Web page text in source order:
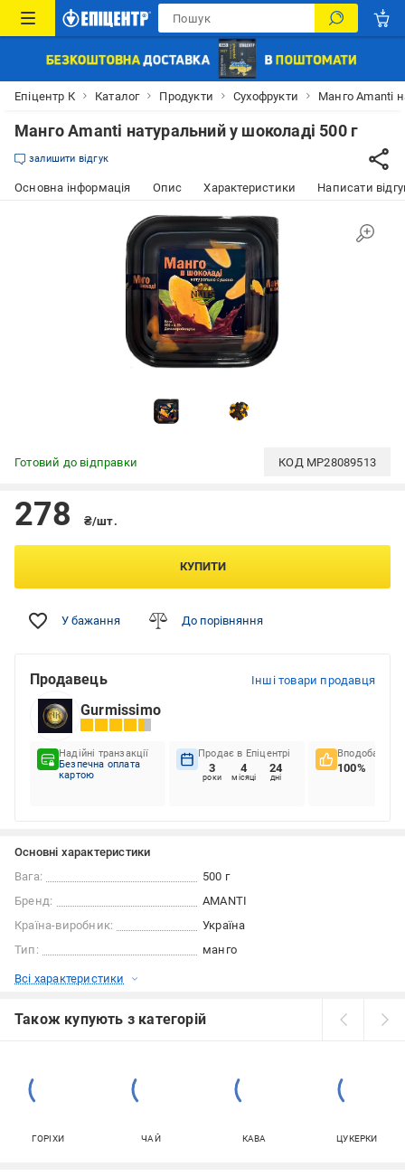
Епіцентр К Каталог Продукти Сухофрукти Манго Amanti
Манго Amanti натуральний у шоколаді 500 г
залишити відгук
Основна інформація Опис Характеристики Написати
Готовий до відправки КОД MP28089513
278 ₴/шт.
КУПИТИ
У бажання До порівняння
Продавець Інші товари продавця
Gurmissimo
Надійні транзакції
Безпечна оплата
картою
Продає в Епіцентрі
3
роки
4
місяці
24
дні
Вподобання
100%
Основні характеристики
Вага:
500 г
Бренд:
AMANTI
Країна-виробник:
Україна
Тип:
манго
Всі характеристики
Також купують з категорій
ГОРІХИ ЧАЙ КАВА ЦУКЕРКИ